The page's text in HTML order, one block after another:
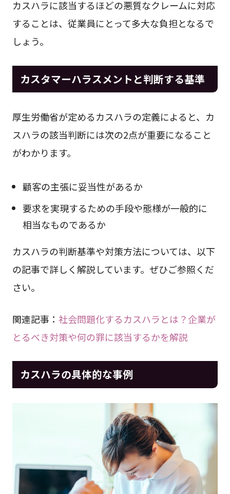
カスハラに該当するほどの悪質なクレームに対応
することは、従業員にとって多大な負担となるで
しょう。
カスタマーハラスメントと判断する基準
厚生労働省が定めるカスハラの定義によると、カ
スハラの該当判断には次の2点が重要になること
がわかります。
顧客の主張に妥当性があるか
要求を実現するための手段や態様が一般的に
相当なものであるか
カスハラの判断基準や対策方法については、以下
の記事で詳しく解説しています。ぜひご参照くだ
さい。
関連記事： 社会問題化するカスハラとは？企業が
とるべき対策や何の罪に該当するかを解説
カスハラの具体的な事例